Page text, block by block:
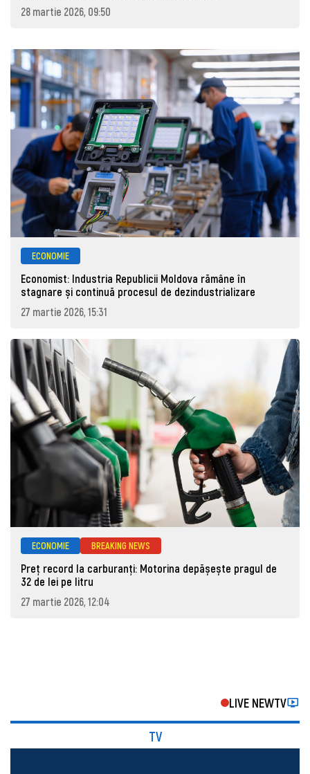
28 martie 2026, 09:50
ECONOMIE
Economist: Industria Republicii Moldova rămâne în
stagnare și continuă procesul de dezindustrializare
27 martie 2026, 15:31
ECONOMIE BREAKING NEWS
Preț record la carburanți: Motorina depășește pragul de
32 de lei pe litru
27 martie 2026, 12:04
LIVE NEWTV
TV